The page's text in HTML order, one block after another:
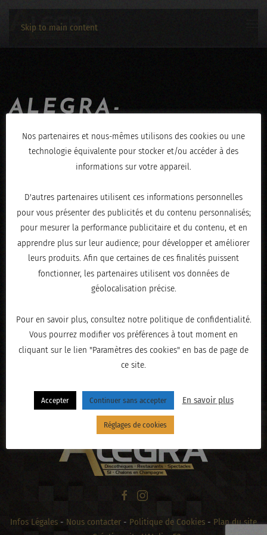
Skip to main content
ALEGRA-
JEROME_HENRY-
02022020-5866
Infos Légales - Nous contacter - Politique de Cookies - Plan du site
Nos partenaires et nous-mêmes utilisons des cookies ou une
technologie équivalente pour stocker et/ou accéder à des
informations sur votre appareil.
D'autres partenaires utilisent ces informations personnelles
pour vous présenter des publicités et du contenu personnalisés;
pour mesurer la performance publicitaire et du contenu, et en
apprendre plus sur leur audience; pour développer et améliorer
leurs produits. Afin que certaines de ces finalités puissent
fonctionner, les partenaires utilisent vos données de
géolocalisation précise.
Pour en savoir plus, consultez notre politique de confidentialité.
Vous pourrez modifier vos préférences à tout moment en
cliquant sur le lien "Paramètres des cookies" en bas de page de
ce site.
Accepter Continuer sans accepter En savoir plus
Réglages de cookies